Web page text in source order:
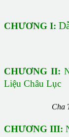
CHƯƠNG I:
CHƯƠNG II:
Liệu Châu Lục
Cha
CHƯƠNG III: